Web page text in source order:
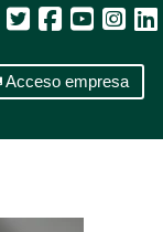
Acceso empresa